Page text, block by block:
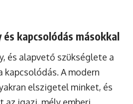
és kapcsolódás másokkal
és alapvető szükséglete a
kapcsolódás. A modern
elszigetel minket, és